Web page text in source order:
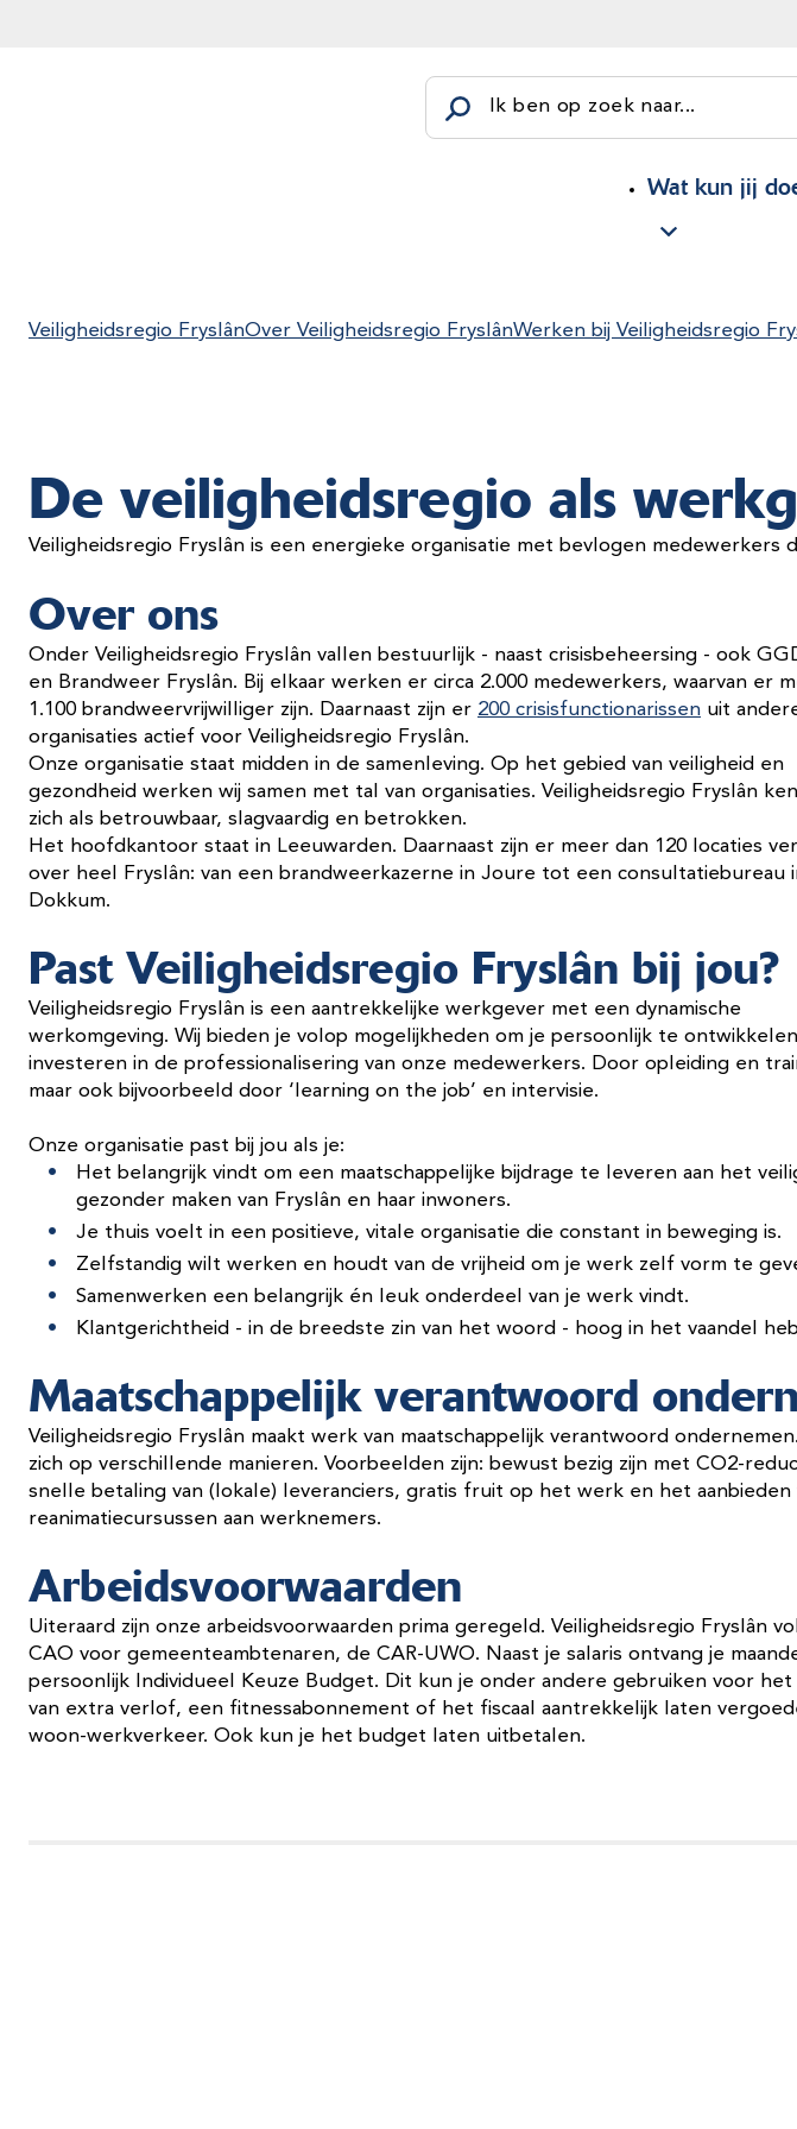
Wat kun jij
Ik ben op zoek naar...
Veiligheidsregio FryslânOver Veiligheidsregio FryslânWerken bij Veiligheidsregio
De veiligheidsregio als
Veiligheidsregio Fryslân is een energieke organisatie met bevlogen medewerkers
Over ons
Onder Veiligheidsregio Fryslân vallen bestuurlijk - naast crisisbeheersing - ook
en Brandweer Fryslân. Bij elkaar werken er circa 2.000 medewerkers, waarvan er
1.100 brandweervrijwilliger zijn. Daarnaast zijn er 200 crisisfunctionarissen uit
organisaties actief voor Veiligheidsregio Fryslân.
Onze organisatie staat midden in de samenleving. Op het gebied van veiligheid en
gezondheid werken wij samen met tal van organisaties. Veiligheidsregio Fryslân
zich als betrouwbaar, slagvaardig en betrokken.
Het hoofdkantoor staat in Leeuwarden. Daarnaast zijn er meer dan 120 locaties
over heel Fryslân: van een brandweerkazerne in Joure tot een consultatiebureau
Dokkum.
Past Veiligheidsregio Fryslân bij jou?
Veiligheidsregio Fryslân is een aantrekkelijke werkgever met een dynamische
werkomgeving. Wij bieden je volop mogelijkheden om je persoonlijk te
investeren in de professionalisering van onze medewerkers. Door opleiding en
maar ook bijvoorbeeld door ‘learning on the job’ en intervisie.
Onze organisatie past bij jou als je:
Het belangrijk vindt om een maatschappelijke bijdrage te leveren aan het
gezonder maken van Fryslân en haar inwoners.
Je thuis voelt in een positieve, vitale organisatie die constant in beweging is.
Zelfstandig wilt werken en houdt van de vrijheid om je werk zelf vorm te
Samenwerken een belangrijk én leuk onderdeel van je werk vindt.
Klantgerichtheid - in de breedste zin van het woord - hoog in het vaandel
Maatschappelijk verantwoord
Veiligheidsregio Fryslân maakt werk van maatschappelijk verantwoord
zich op verschillende manieren. Voorbeelden zijn: bewust bezig zijn met CO2-
snelle betaling van (lokale) leveranciers, gratis fruit op het werk en het aanbieden
reanimatiecursussen aan werknemers.
Arbeidsvoorwaarden
Uiteraard zijn onze arbeidsvoorwaarden prima geregeld. Veiligheidsregio Fryslân
CAO voor gemeenteambtenaren, de CAR-UWO. Naast je salaris ontvang je
persoonlijk Individueel Keuze Budget. Dit kun je onder andere gebruiken voor het
van extra verlof, een fitnessabonnement of het fiscaal aantrekkelijk laten
woon-werkverkeer. Ook kun je het budget laten uitbetalen.